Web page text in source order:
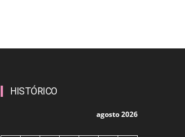
HISTÓRICO
agosto 2026